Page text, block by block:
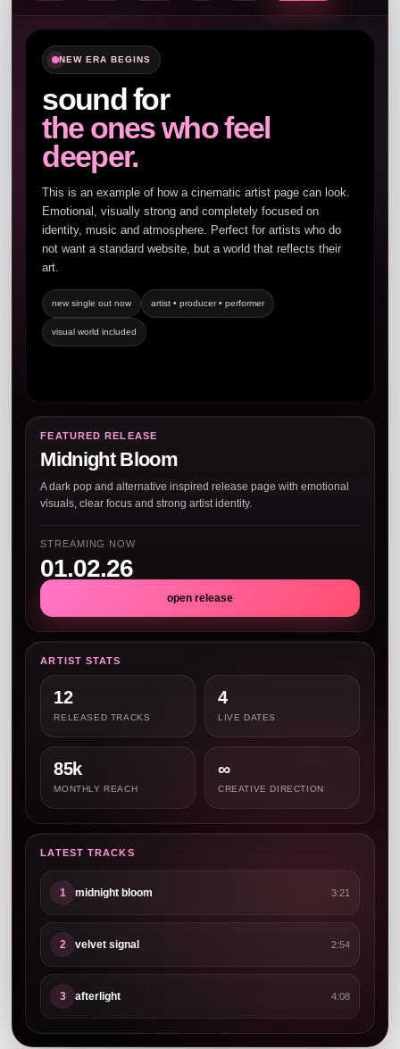
NEW ERA BEGINS
sound for
the ones who feel
deeper.
This is an example of how a cinematic artist page can look.
Emotional, visually strong and completely focused on
identity, music and atmosphere. Perfect for artists who do
not want a standard website, but a world that reflects their
art.
new single out now artist • producer • performer
visual world included
FEATURED RELEASE
Midnight Bloom
A dark pop and alternative inspired release page with emotional
visuals, clear focus and strong artist identity.
STREAMING NOW
01.02.26
open release
ARTIST STATS
12
RELEASED TRACKS
4
LIVE DATES
85k
MONTHLY REACH
∞
CREATIVE DIRECTION
LATEST TRACKS
1 midnight bloom 3:21
2 velvet signal 2:54
3 afterlight 4:08